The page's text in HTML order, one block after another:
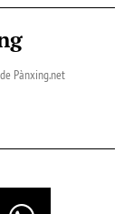
Pànxing.net​